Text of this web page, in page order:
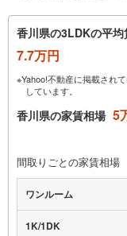
香川県の3LDKの平均
7.7万円
※Yahoo!不動産に掲載され
しています。
香川県の家賃相場 5
間取りごとの家賃相場
ワンルーム
1K/1DK